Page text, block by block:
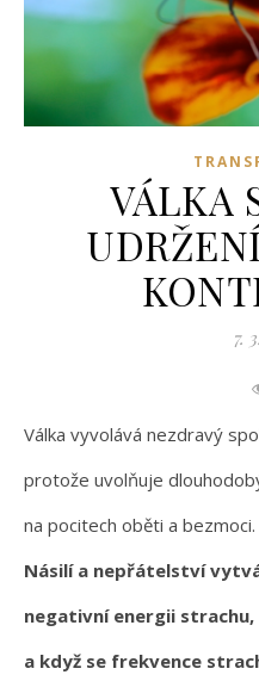
VÁLKA
7.
Válka vyvolává nezdravý
protože uvolňuje
na pocitech oběti a bezmoci.
Násilí a nepřátelství
negativní energii strachu,
a když se frekvence